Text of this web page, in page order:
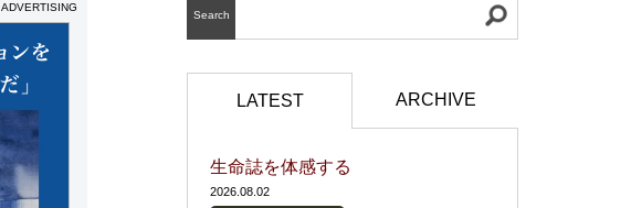
ADVERTISING
Search
LATEST ARCHIVE
生命誌を体感する
2026.08.02